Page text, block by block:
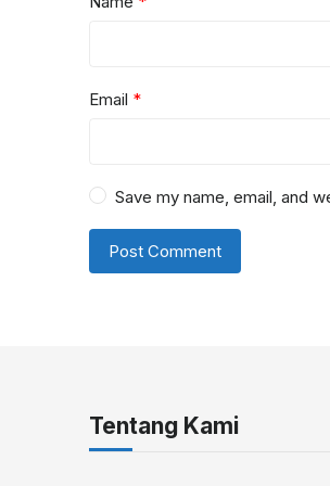
Email *
Save my name, email, and
Tentang Kami